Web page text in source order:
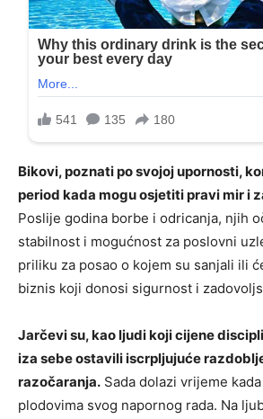
Bikovi, poznati po svojoj upornosti,
period kada mogu osjetiti pravi mir i
Poslije godina borbe i odricanja, njih
stabilnost i mogućnost za poslovni
priliku za posao o kojem su sanjali ili
biznis koji donosi sigurnost i
Jarčevi su, kao ljudi koji cijene
iza sebe ostavili iscrpljujuće
razočaranja. Sada dolazi vrijeme
plodovima svog napornog rada. Na